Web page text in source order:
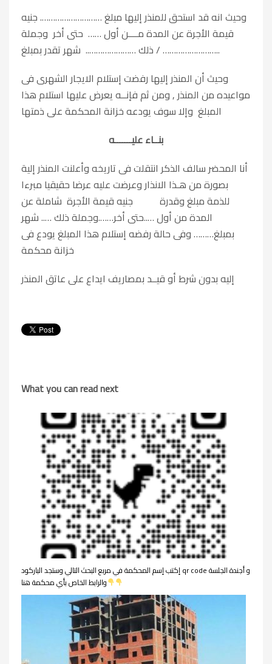
وحيث انه قد استحق للمنذر إليها مبلغ ………………………. جنيه
قيمة الأجرة عن المدة مــــن أول …… حتى أخر وجملة
ذلك ………………….. شهر تقدر بمبلغ / ……………………..
وحيث أن المنذر إليها رفضت إستلام الايجار الشهرى فى
مواعيده من المنذر , ومن ثم فإنــه يعرض عليها استلام هذا
المبلغ وإلا سوف يودعه خزانة المحكمة على ذمتها
بنــاء عليـــــــه
أنا المحضر سالف الذكر انتقلت فى تاريخه وأعلنت المنذر إلية
بصورة من هـذا الانذار وعرضت عليه عرضا حقيقيا مبرءا
للذمة مبلغ وقدرة جنيه قيمة الأجرة شاملة عن
المدة من أول …..حتى أخر…….وجملة ذلك ….. شهر
بمبلغ……… وفى حالة رفضه إستلام هذا المبلغ يودع فى
إليه بدون شرط أو قيــد بمصاريف ايداع على عاتق المنذر
What you can read next
إكتب إسم المحكمة في مربع البحث التالي وستجد الباركود qr code و أجندة الجلسة
والرابط الخاص بأي محكمة هنا